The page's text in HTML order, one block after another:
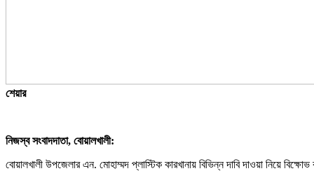
শেয়ার
নিজস্ব সংবাদদাতা, বোয়ালখালী:
বোয়ালখালী উপজেলার এন. মোহাম্মদ প্লাস্টিক কারখানায় বিভিন্ন দাবি দাওয়া নিয়ে